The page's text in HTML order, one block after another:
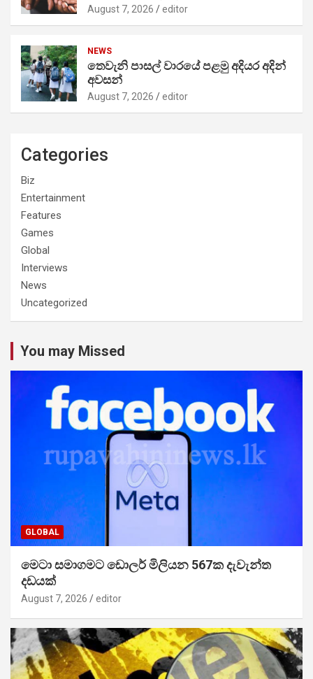
August 7, 2026 editor
NEWS
තෙවැනි පාසල් වාරයේ පළමු අදියර අදින්
අවසන්
August 7, 2026 editor
Categories
Biz
Entertainment
Features
Games
Global
Interviews
News
Uncategorized
You may Missed
GLOBAL
මෙටා සමාගමට ඩොලර් මිලියන 567ක දැවැන්ත
දඩයක්
August 7, 2026 editor